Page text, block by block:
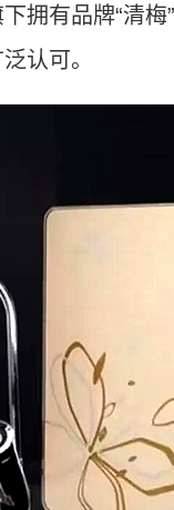
拥有品牌“清梅
认可。